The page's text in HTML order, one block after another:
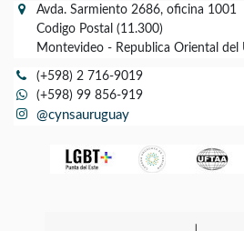
Avda. Sarmiento 2686, oficina 1001
Codigo Postal (11.300)
Montevideo - Republica Oriental del
(+598) 2 716-9019
(+598) 99 856-919
@cynsauruguay